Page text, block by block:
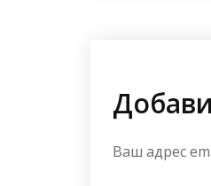
Ваш адрес